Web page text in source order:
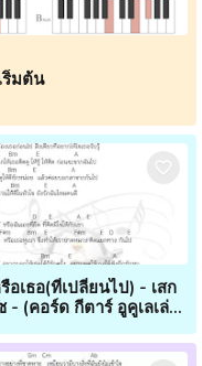
ริ่มต้น
อเธอ(ที่เปลี่ยนไป) - เสก
- (คอร์ด กีตาร์ อูคูเลเล่